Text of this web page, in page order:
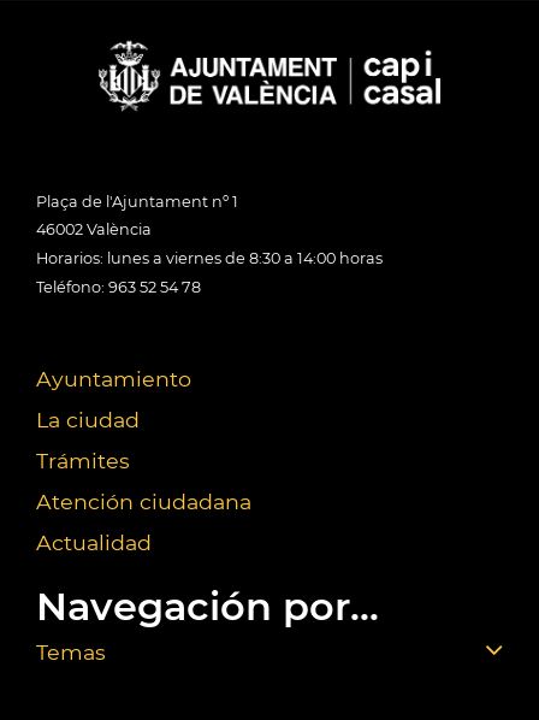
Plaça de l'Ajuntament nº 1
46002 València
Horarios: lunes a viernes de 8:30 a 14:00 horas
Teléfono: 963 52 54 78
Ayuntamiento
La ciudad
Trámites
Atención ciudadana
Actualidad
Navegación por...
Temas